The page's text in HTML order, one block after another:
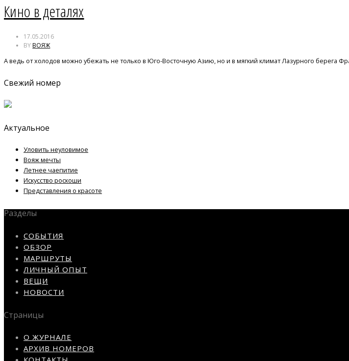
Леринские острова
Мелодия из подвала
Кино в деталях
17.05.2016
BYВОЯЖ
А ведь от холодов можно убежать не только в Юго-Восточную Азию, но и в мягкий климат Лазурного берега
Свежий номер
Актуальное
Уловить неуловимое
Вояж мечты
Летнее чаепитие
Искусство роскоши
Представления о красоте
Разделы
СОБЫТИЯ
ОБЗОР
МАРШРУТЫ
ЛИЧНЫЙ ОПЫТ
ВЕЩИ
НОВОСТИ
Страницы
О ЖУРНАЛЕ
АРХИВ НОМЕРОВ